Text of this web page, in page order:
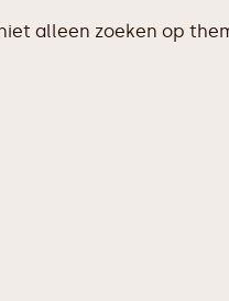
alleen zoeken op